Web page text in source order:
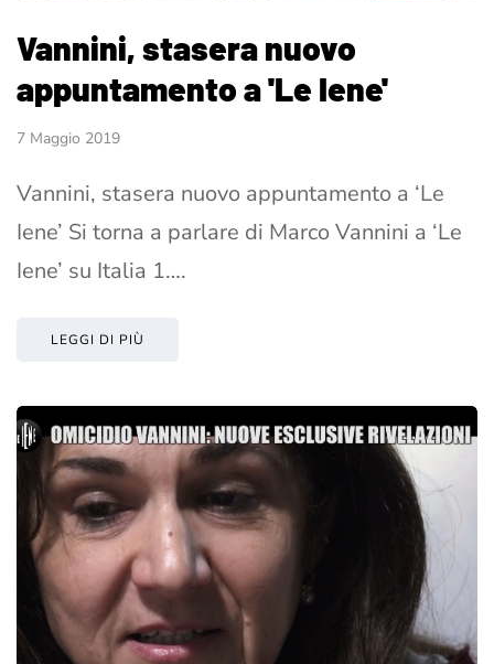
Vannini, stasera nuovo
appuntamento a 'Le Iene'
7 Maggio 2019
Vannini, stasera nuovo appuntamento a ‘Le
Iene’ Si torna a parlare di Marco Vannini a ‘Le
Iene’ su Italia 1….
LEGGI DI PIÙ